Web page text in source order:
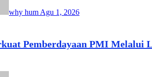
why hum Agu 1, 2026
Pemberdayaan PMI Melalui